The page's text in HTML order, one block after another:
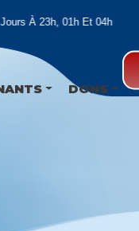
À 23h, 01h Et 04h
DONS